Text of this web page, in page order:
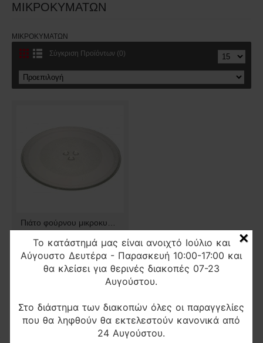
Το κατάστημά μας είναι ανοιχτό Ιούλιο και
Αύγουστο Δευτέρα - Παρασκευή 10:00-17:00 και
θα κλείσει για θερινές διακοπές 07-23
Αυγούστου.
Στο διάστημα των διακοπών όλες οι παραγγελίες
που θα ληφθούν θα εκτελεστούν κανονικά από
24 Αυγούστου.
×
ΜΙΚΡΟΚΥΜΑΤΩΝ
ΜΙΚΡΟΚΥΜΑΤΩΝ
Σύγκριση Προϊόντων (0)
10,00€